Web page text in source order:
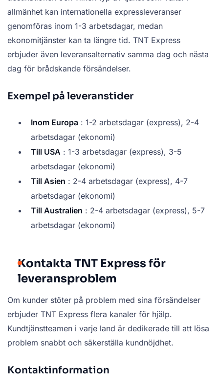
allmänhet kan internationella expressleveranser
genomföras inom 1-3 arbetsdagar, medan
ekonomitjänster kan ta längre tid. TNT Express
erbjuder även leveransalternativ samma dag och nästa
dag för brådskande försändelser.
Exempel på leveranstider
Inom Europa : 1-2 arbetsdagar (express), 2-4
arbetsdagar (ekonomi)
Till USA : 1-3 arbetsdagar (express), 3-5
arbetsdagar (ekonomi)
Till Asien : 2-4 arbetsdagar (express), 4-7
arbetsdagar (ekonomi)
Till Australien : 2-4 arbetsdagar (express), 5-7
arbetsdagar (ekonomi)
Kontakta TNT Express för
leveransproblem
Om kunder stöter på problem med sina försändelser
erbjuder TNT Express flera kanaler för hjälp.
Kundtjänstteamen i varje land är dedikerade till att lösa
problem snabbt och säkerställa kundnöjdhet.
Kontaktinformation